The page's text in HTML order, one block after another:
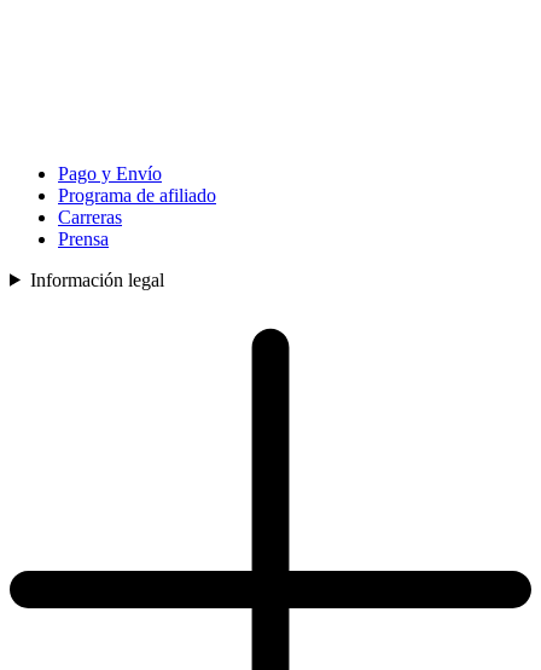
Pago y Envío
Programa de afiliado
Carreras
Prensa
Información legal